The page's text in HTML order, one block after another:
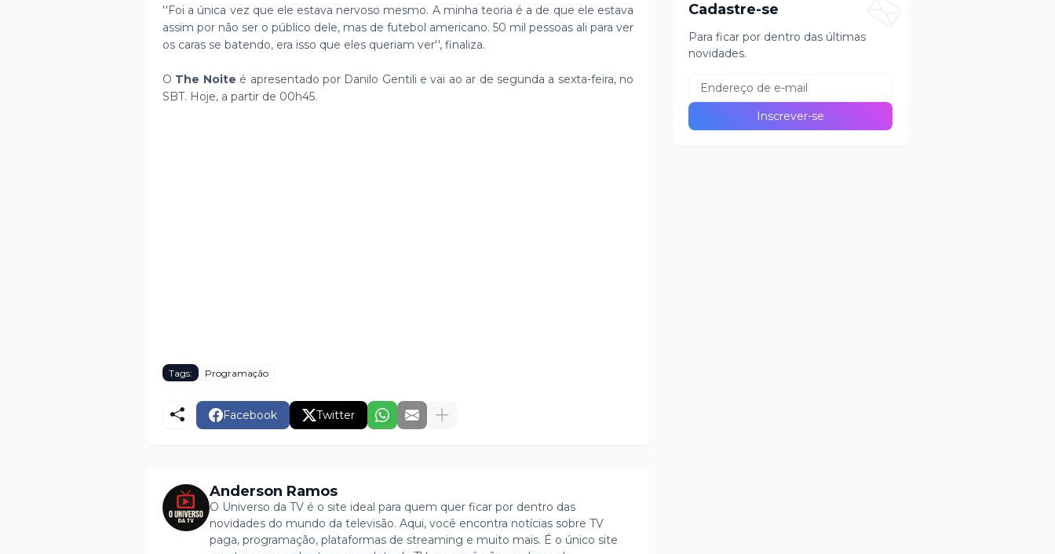
''Foi a única vez que ele estava nervoso mesmo. A minha teoria é a de que ele estava
assim por não ser o público dele, mas de futebol americano. 50 mil pessoas ali para ver
os caras se batendo, era isso que eles queriam ver'', finaliza.
O The Noite é apresentado por Danilo Gentili e vai ao ar de segunda a sexta-feira, no
SBT. Hoje, a partir de 00h45.
Tags: Programação
Facebook Twitter
Anderson Ramos
O Universo da TV é o site ideal para quem quer ficar por dentro das
novidades do mundo da televisão. Aqui, você encontra notícias sobre TV
paga, programação, plataformas de streaming e muito mais. É o único site
Cadastre-se
Para ficar por dentro das últimas
novidades.